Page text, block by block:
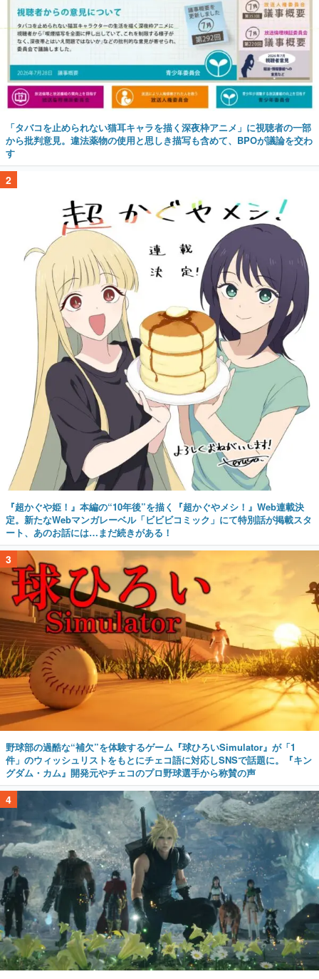
「タバコを止められない猫耳キャラを描く深夜枠アニメ」に視聴者の一部
から批判意見。違法薬物の使用と思しき描写も含めて、BPOが議論を交わ
す
2
『超かぐや姫！』本編の“10年後”を描く『超かぐやメシ！』Web連載決
定。新たなWebマンガレーベル「ビビビコミック」にて特別話が掲載スタ
ート、あのお話には…まだ続きがある！
3
野球部の過酷な“補欠”を体験するゲーム『球ひろいSimulator』が「1
件」のウィッシュリストをもとにチェコ語に対応しSNSで話題に。『キン
グダム・カム』開発元やチェコのプロ野球選手から称賛の声
4